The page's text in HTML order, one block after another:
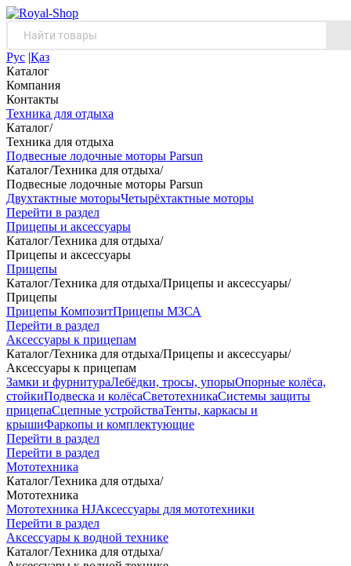
Рус |Қаз
Каталог
Компания
Контакты
Техника для отдыха
Каталог/
Техника для отдыха
Подвесные лодочные моторы Parsun
Каталог/Техника для отдыха/
Подвесные лодочные моторы Parsun
Двухтактные моторыЧетырёхтактные моторы
Перейти в раздел
Прицепы и аксессуары
Каталог/Техника для отдыха/
Прицепы и аксессуары
Прицепы
Каталог/Техника для отдыха/Прицепы и аксессуары/
Прицепы
Прицепы КомпозитПрицепы МЗСА
Перейти в раздел
Аксессуары к прицепам
Каталог/Техника для отдыха/Прицепы и аксессуары/
Аксессуары к прицепам
Замки и фурнитураЛебёдки, тросы, упорыОпорные колёса,
стойкиПодвеска и колёсаСветотехникаСистемы защиты
прицепаСцепные устройстваТенты, каркасы и
крышиФаркопы и комплектующие
Перейти в раздел
Перейти в раздел
Мототехника
Каталог/Техника для отдыха/
Мототехника
Мототехника HJАксессуары для мототехники
Перейти в раздел
Аксессуары к водной технике
Каталог/Техника для отдыха/